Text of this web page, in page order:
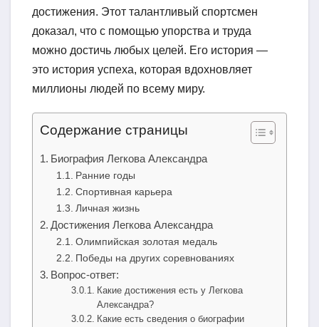
достижения. Этот талантливый спортсмен
доказал, что с помощью упорства и труда
можно достичь любых целей. Его история —
это история успеха, которая вдохновляет
миллионы людей по всему миру.
Содержание страницы
Биография Легкова Александра
Ранние годы
Спортивная карьера
Личная жизнь
Достижения Легкова Александра
Олимпийская золотая медаль
Победы на других соревнованиях
Вопрос-ответ:
Какие достижения есть у Легкова
Александра?
Какие есть сведения о биографии